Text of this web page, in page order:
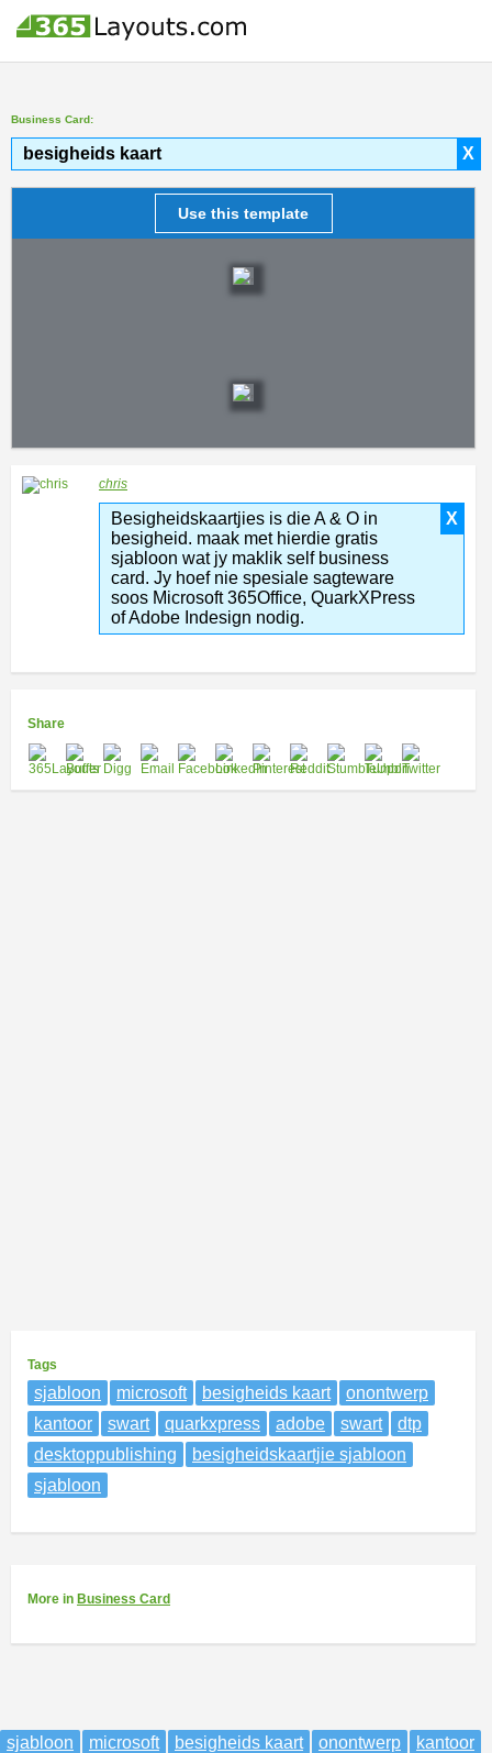
Business Card:
X
besigheids kaart
Use this template
chris
X
Besigheidskaartjies is die A & O in
besigheid. maak met hierdie gratis
sjabloon wat jy maklik self business
card. Jy hoef nie spesiale sagteware
soos Microsoft 365Office, QuarkXPress
of Adobe Indesign nodig.
Share
Tags
sjabloon microsoft besigheids kaart
onontwerp
kantoor
swart quarkxpress adobe swart
dtp
desktoppublishing
besigheidskaartjie sjabloon
sjabloon
More in Business Card
sjabloon microsoft besigheids kaart onontwerp
kantoor